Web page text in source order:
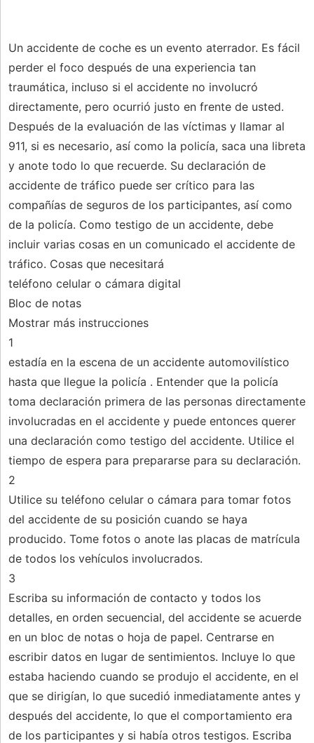
Un accidente de coche es un evento aterrador. Es fácil
perder el foco después de una experiencia tan
traumática, incluso si el accidente no involucró
directamente, pero ocurrió justo en frente de usted.
Después de la evaluación de las víctimas y llamar al
911, si es necesario, así como la policía, saca una libreta
y anote todo lo que recuerde. Su declaración de
accidente de tráfico puede ser crítico para las
compañías de seguros de los participantes, así como
de la policía. Como testigo de un accidente, debe
incluir varias cosas en un comunicado el accidente de
tráfico. Cosas que necesitará
teléfono celular o cámara digital
Bloc de notas
Mostrar más instrucciones
1
estadía en la escena de un accidente automovilístico
hasta que llegue la policía . Entender que la policía
toma declaración primera de las personas directamente
involucradas en el accidente y puede entonces querer
una declaración como testigo del accidente. Utilice el
tiempo de espera para prepararse para su declaración.
2
Utilice su teléfono celular o cámara para tomar fotos
del accidente de su posición cuando se haya
producido. Tome fotos o anote las placas de matrícula
de todos los vehículos involucrados.
3
Escriba su información de contacto y todos los
detalles, en orden secuencial, del accidente se acuerde
en un bloc de notas o hoja de papel. Centrarse en
escribir datos en lugar de sentimientos. Incluye lo que
estaba haciendo cuando se produjo el accidente, en el
que se dirigían, lo que sucedió inmediatamente antes y
después del accidente, lo que el comportamiento era
de los participantes y si había otros testigos. Escriba